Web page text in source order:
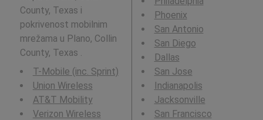
County, Texas i
pokrivenost mobilnim
mrežama u Plano, Collin
County, Texas .
T-Mobile (inc. Sprint)
Union Wireless
AT&T Mobility
Verizon Wireless
Phoenix
San Antonio
San Diego
Dallas
San Jose
Indianapolis
Jacksonville
San Francisco